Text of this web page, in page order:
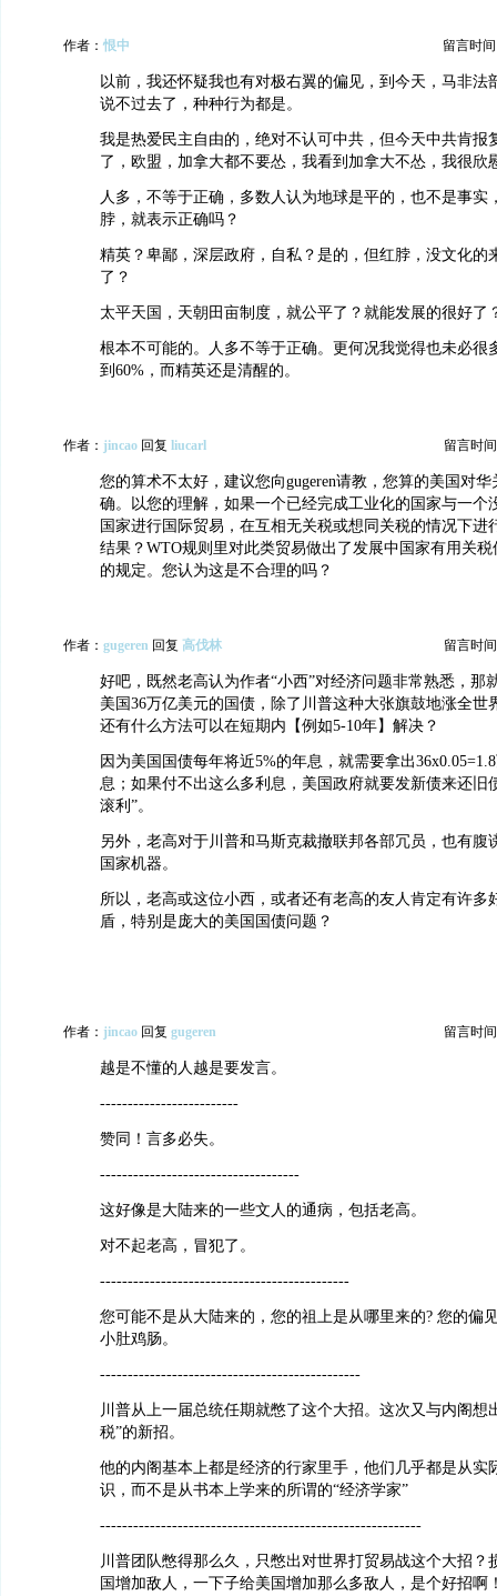
作者： 恨中 留言时间
以前，我还怀疑我也有对极右翼的偏见，到今天，马非法
说不过去了，种种行为都是。
我是热爱民主自由的，绝对不认可中共，但今天中共肯报
了，欧盟，加拿大都不要怂，我看到加拿大不怂，我很欣
人多，不等于正确，多数人认为地球是平的，也不是事实
脖，就表示正确吗？
精英？卑鄙，深层政府，自私？是的，但红脖，没文化的
了？
太平天国，天朝田亩制度，就公平了？就能发展的很好了
根本不可能的。人多不等于正确。更何况我觉得也未必很
到60%，而精英还是清醒的。
作者： jincao 回复 liucarl 留言时
您的算术不太好，建议您向gugeren请教，您算的美国对
确。以您的理解，如果一个已经完成工业化的国家与一个
国家进行国际贸易，在互相无关税或想同关税的情况下进
结果？WTO规则里对此类贸易做出了发展中国家有用关
的规定。您认为这是不合理的吗？
作者： gugeren 回复 高伐林 留言时
好吧，既然老高认为作者“小西”对经济问题非常熟悉，那
美国36万亿美元的国债，除了川普这种大张旗鼓地涨全世
还有什么方法可以在短期内【例如5-10年】解决？
因为美国国债每年将近5%的年息，就需要拿出
息；如果付不出这么多利息，美国政府就要发新债来还旧
滚利”。
另外，老高对于川普和马斯克裁撤联邦各部冗员，也有腹
国家机器。
所以，老高或这位小西，或者还有老高的友人肯定有许多
盾，特别是庞大的美国国债问题？
作者： jincao 回复 gugeren 留言时
越是不懂的人越是要发言。
-------------------------
赞同！言多必失。
------------------------------------
这好像是大陆来的一些文人的通病，包括老高。
对不起老高，冒犯了。
---------------------------------------------
您可能不是从大陆来的，您的祖上是从哪里来的? 您的偏
小肚鸡肠。
-----------------------------------------------
川普从上一届总统任期就憋了这个大招。这次又与内阁想
税”的新招。
他的内阁基本上都是经济的行家里手，他们几乎都是从实
识，而不是从书本上学来的所谓的“经济学家”
----------------------------------------------------------
川普团队憋得那么久，只憋出对世界打贸易战这个大招？
国增加敌人，一下子给美国增加那么多敌人，是个好招啊